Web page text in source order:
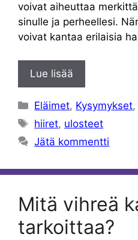
voivat aiheuttaa
sinulle ja perheellesi.
voivat kantaa erilaisia
Lue lisää
Kategoriat
Eläimet, Kysymykset,
Avainsanat
hiiret, ulosteet
Jätä kommentti
Mitä vihreä
tarkoittaa?